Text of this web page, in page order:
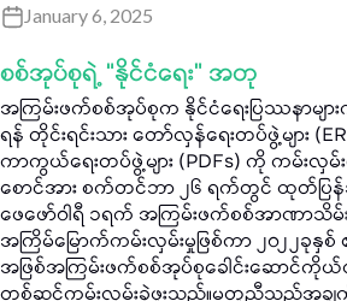
January 6, 2025
စစ်အုပ်စုရဲ့ “နိုင်ငံရေး” အတု
အကြမ်းဖက်စစ်အုပ်စုက နိုင်ငံရေးပြဿနာများ
ရန် တိုင်းရင်းသား တော်လှန်ရေးတပ်ဖွဲ့များ
ကာကွယ်ရေးတပ်ဖွဲ့များ (PDFs) ကို ကမ်းလှ
စောင်အား စက်တင်ဘာ ၂၆ ရက်တွင် ထုတ်ပြန်
ဖေဖော်ဝါရီ ၁ရက် အကြမ်းဖက်စစ်အာဏာသိမ်
အကြိမ်မြောက်ကမ်းလှမ်းမှုဖြစ်ကာ ၂၀၂၂ခု
အဖြစ်အကြမ်းဖက်စစ်အုပ်စုခေါင်းဆောင်ကိုယ်